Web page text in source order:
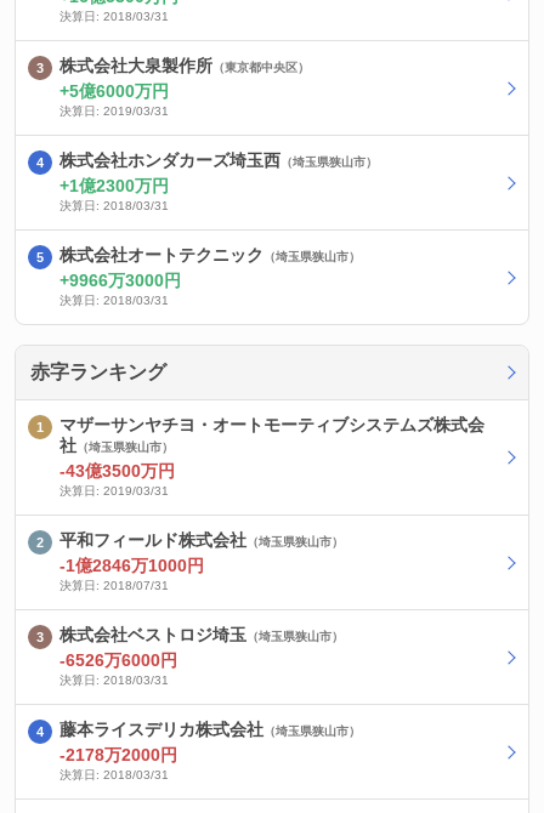
決算日: 2018/03/31
株式会社大泉製作所 （東京都中央区）
5億6000万円
決算日: 2019/03/31
株式会社ホンダカーズ埼玉西 （埼玉県狭山市）
1億2300万円
決算日: 2018/03/31
株式会社オートテクニック （埼玉県狭山市）
9966万3000円
決算日: 2018/03/31
赤字ランキング
マザーサンヤチヨ・オートモーティブシステムズ株式会
社 （埼玉県狭山市）
-43億3500万円
決算日: 2019/03/31
平和フィールド株式会社 （埼玉県狭山市）
-1億2846万1000円
決算日: 2018/07/31
株式会社ベストロジ埼玉 （埼玉県狭山市）
-6526万6000円
決算日: 2018/03/31
藤本ライスデリカ株式会社 （埼玉県狭山市）
-2178万2000円
決算日: 2018/03/31